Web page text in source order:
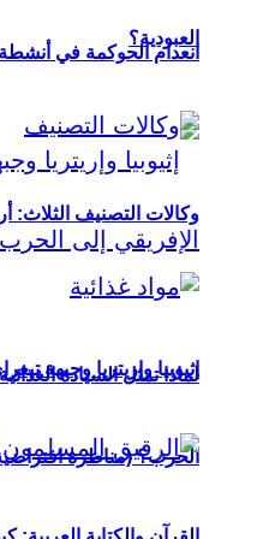
العبودية؟
إثيوبيا وإريتريا وجبهة
الحرب؟ (مناظرة
انعدام الحوكمة في
وكالات التصنيف الثلاث:
لماذا تمثل السيادة